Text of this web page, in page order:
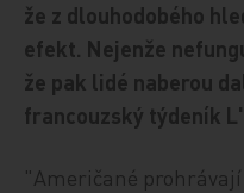
že z dlouhodobého
efekt. Nejenže
že pak lidé naberou
francouzský týdeník
"Američané